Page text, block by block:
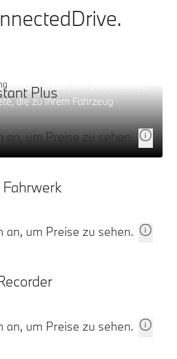
ein und entdecken Sie attraktive
die zu Ihrem Fahrzeug
Plus
an, um Preise zu sehen.
an, um Preise zu sehen.
an, um Preise zu sehen.